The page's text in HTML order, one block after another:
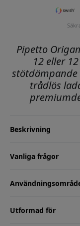
Pipetto
12 eller
trådlös
Beskrivning
Vanliga frågor
Utformad för